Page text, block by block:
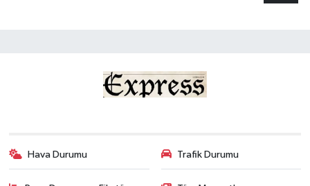
Hava Durumu Trafik Durumu